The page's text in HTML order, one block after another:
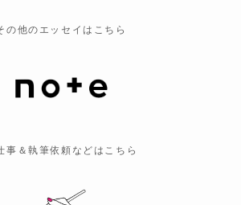
の他のエッセイはこちら
事＆執筆依頼などはこちら